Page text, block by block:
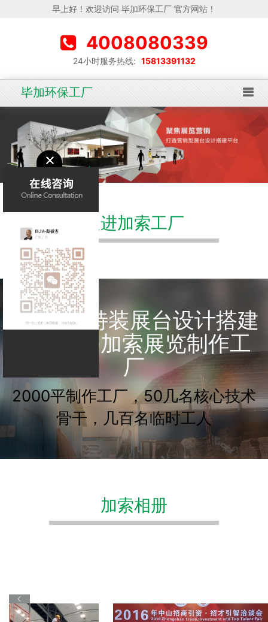
早上好！欢迎访问 毕加环保工厂 官方网站！
4008080339
24小时服务热线: 15813391132
毕加环保工厂
走进加索工厂
7年绿色特装展台设计搭建
经验----加索展览制作工
厂
2000平制作工厂，50几名核心技术
骨干，几百名临时工人
加索相册